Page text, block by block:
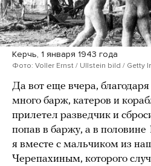
Керчь, 1 января 1943 года
Фото: Voller Ernst / Ullstein bild / Getty
Да вот еще вчера, благодаря
много барж, катеров и
прилетел разведчик и
попав в баржу, а в половине
я вместе с мальчиком из
Черепахиным, которого